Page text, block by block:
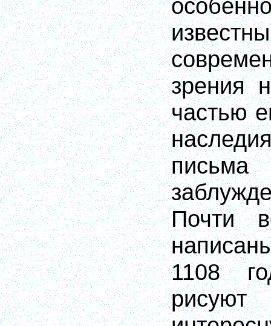
зрения
частью
Почти
1108
рисуют